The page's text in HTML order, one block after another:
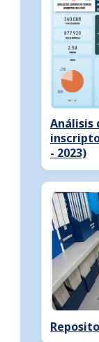
Análisis
- 2023)